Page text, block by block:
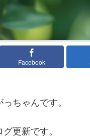
Facebook
ちゃんです。
更新です。